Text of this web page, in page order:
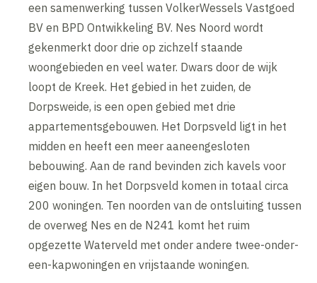
een samenwerking tussen VolkerWessels Vastgoed
BV en BPD Ontwikkeling BV. Nes Noord wordt
gekenmerkt door drie op zichzelf staande
woongebieden en veel water. Dwars door de wijk
loopt de Kreek. Het gebied in het zuiden, de
Dorpsweide, is een open gebied met drie
appartementsgebouwen. Het Dorpsveld ligt in het
midden en heeft een meer aaneengesloten
bebouwing. Aan de rand bevinden zich kavels voor
eigen bouw. In het Dorpsveld komen in totaal circa
200 woningen. Ten noorden van de ontsluiting tussen
de overweg Nes en de N241 komt het ruim
opgezette Waterveld met onder andere twee-onder-
een-kapwoningen en vrijstaande woningen.